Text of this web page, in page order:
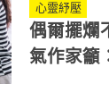
心靈紓壓
偶爾擺爛
氣作家籲